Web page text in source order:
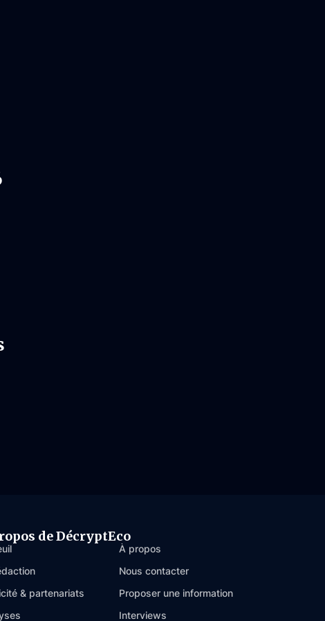
de DécryptEco
À propos
Nous contacter
& partenariats
Proposer une information
Interviews